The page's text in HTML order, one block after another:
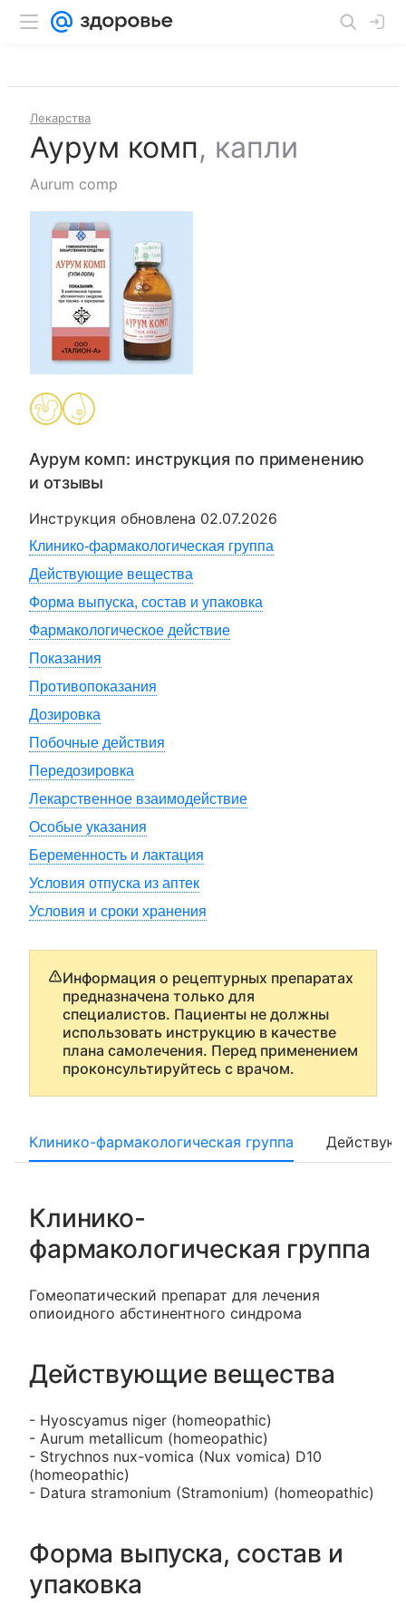
Лекарства
Аурум комп, капли
Aurum comp
Аурум комп: инструкция по применению
и отзывы
Инструкция обновлена 02.07.2026
Клинико-фармакологическая группа
Действующие вещества
Форма выпуска, состав и упаковка
Фармакологическое действие
Показания
Противопоказания
Дозировка
Побочные действия
Передозировка
Лекарственное взаимодействие
Особые указания
Беременность и лактация
Условия отпуска из аптек
Условия и сроки хранения
Информация о рецептурных препаратах
предназначена только для
специалистов. Пациенты не должны
использовать инструкцию в качестве
плана самолечения. Перед применением
проконсультируйтесь с врачом.
Клинико-фармакологическая группа
Клинико-
фармакологическая группа
Гомеопатический препарат для лечения
опиоидного абстинентного синдрома
Действующие вещества
- Hyosсyamus niger (homeopathic)
- Aurum metallicum (homeopathic)
- Stryсhnos nux-vomiсa (Nux vomiсa) D10
(homeopathic)
- Datura stramonium (Stramonium) (homeopathic)
Форма выпуска, состав и
упаковка